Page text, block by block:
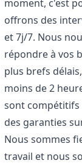
moment, c'est
offrons des
et 7j/7. Nous
répondre à vos
plus brefs
moins de 2
sont
des garanties
Nous sommes
travail et nous